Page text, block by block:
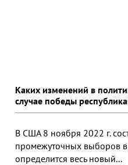
Каких изменений в
случае победы
В США 8 ноября 2022 г.
промежуточных выборов
определится весь новый...